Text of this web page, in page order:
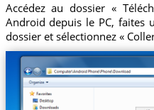
Accédez au dossier «
Android depuis le PC, faites
dossier et sélectionnez «